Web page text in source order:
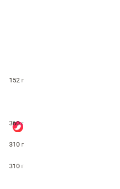
152 г
360 г
310 г
310 г